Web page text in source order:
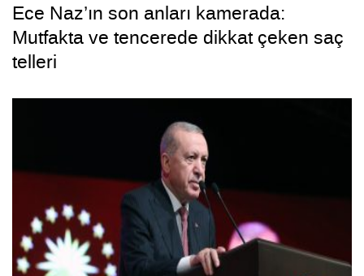
Ece Naz’ın son anları kamerada:
Mutfakta ve tencerede dikkat çeken saç
telleri